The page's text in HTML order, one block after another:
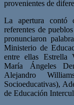
provenientes de
La apertura contó
referentes de
pronunciaron
Ministerio de
entre ellas Estrella
María Ángeles
Alejandro
Socioeducativas),
de Educación